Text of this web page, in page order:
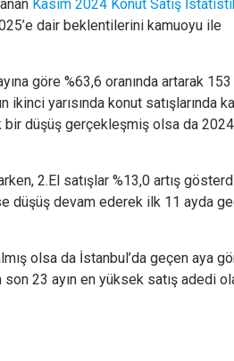
Kasım 2024 Konut Satış
dair beklentilerini kamuoyu ile
göre %63,6 oranında artarak
ikinci yarısında konut satışlarında
bir düşüş gerçekleşmiş olsa da
2.El satışlar %13,0 artış
düşüş devam ederek ilk 11 ayda
olsa da İstanbul’da geçen aya
23 ayın en yüksek satış adedi